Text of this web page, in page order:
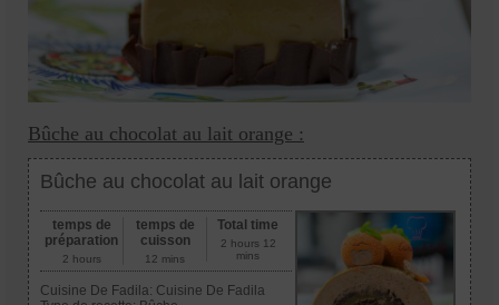
Bûche au chocolat au lait orange :
Bûche au chocolat au lait orange
temps de
préparation
2 hours
temps de
cuisson
12 mins
Total time
2 hours 12
mins
Cuisine De Fadila: Cuisine De Fadila